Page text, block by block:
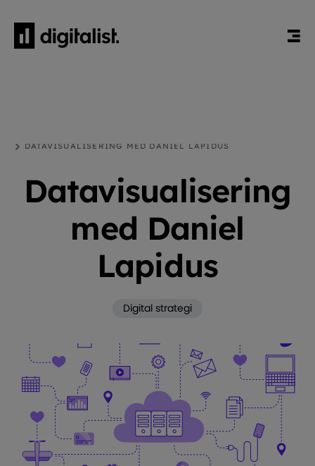
DATAVISUALISERING MED DANIEL LAPIDUS
Datavisualisering
med Daniel
Lapidus
Digital strategi